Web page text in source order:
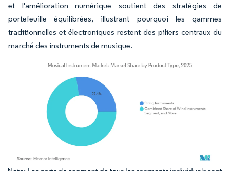
et l'amélioration numérique soutient des stratégies de
portefeuille équilibrées, illustrant pourquoi les gammes
traditionnelles et électroniques restent des piliers centraux du
marché des instruments de musique.